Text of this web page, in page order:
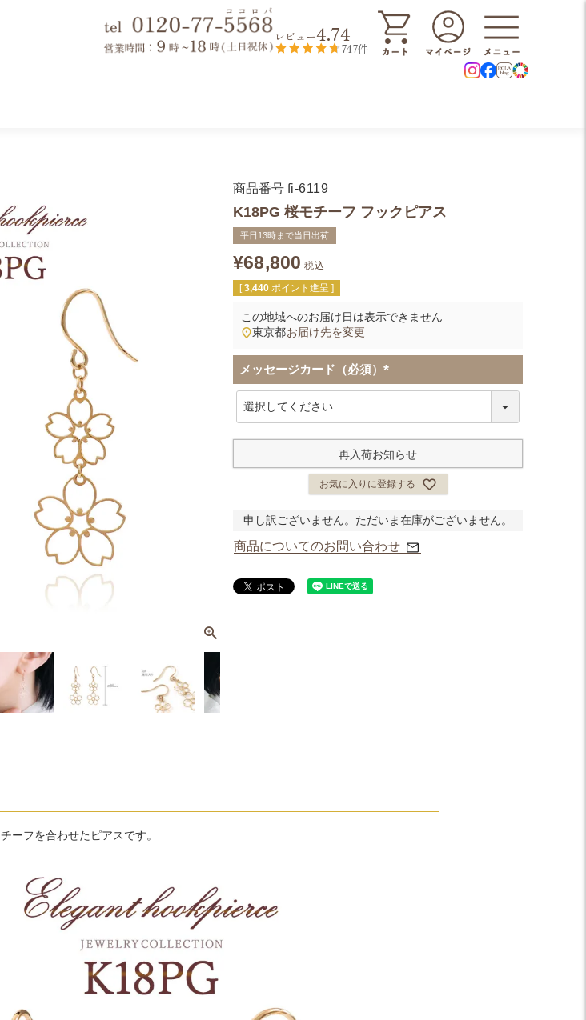
レビュー4.74
747件
商品番号 fi-6119
K18PG 桜モチーフ フックピアス
平日13時まで当日出荷
¥68,800 税込
[ 3,440 ポイント進呈 ]
この地域へのお届け日は表示できません
東京都お届け先を変更
メッセージカード（必須）
(
再入荷お知らせ
お気に入りに登録する
申し訳ございません。ただいま在庫がございません。
商品についてのお問い合わせ
ーフを合わせたピアスです。